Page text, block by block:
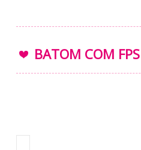
BATOM COM